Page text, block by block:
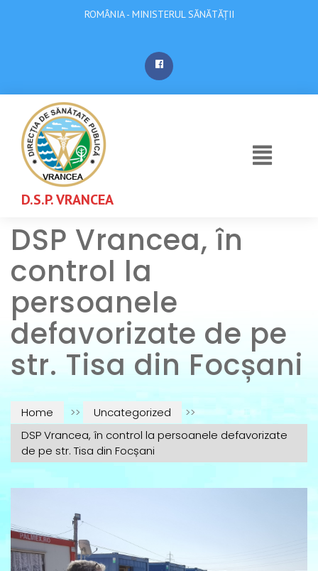
ROMÂNIA - MINISTERUL SĂNĂTĂȚII
D.S.P. VRANCEA
DSP Vrancea, în
control la
persoanele
defavorizate de pe
str. Tisa din Focșani
Home >> Uncategorized
>>
DSP Vrancea, în control la persoanele defavorizate
de pe str. Tisa din Focșani